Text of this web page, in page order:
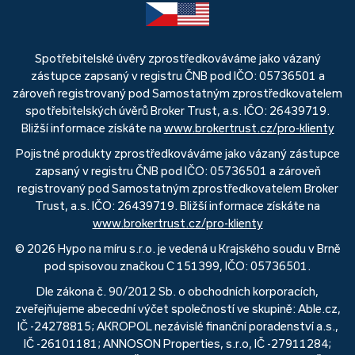
Spotřebitelské úvěry zprostředkováváme jako vázaný
zástupce zapsaný v registru ČNB pod IČO: 05736501 a
zároveň registrovaný pod Samostatným zprostředkovatelem
spotřebitelských úvěrů Broker Trust, a.s. IČO: 26439719.
Bližší informace získáte na www.brokertrust.cz/pro-klienty
Pojistné produkty zprostředkováváme jako vázaný zástupce
zapsaný v registru ČNB pod IČO: 05736501 a zároveň
registrovaný pod Samostatným zprostředkovatelem Broker
Trust, a.s. IČO: 26439719. Bližší informace získáte na
www.brokertrust.cz/pro-klienty
© 2026 Hypo na míru s.r.o. je vedená u Krajského soudu v Brně
pod spisovou značkou C 151399, IČO: 05736501.
Dle zákona č. 90/2012 Sb. o obchodních korporacích,
zveřejňujeme abecední výčet společností ve skupině: Able.cz,
IČ -24278815; AKROPOL nezávislé finanční poradenství a.s.,
IČ -26101181; ANNOSON Properties, s.r.o, IČ -27911284;